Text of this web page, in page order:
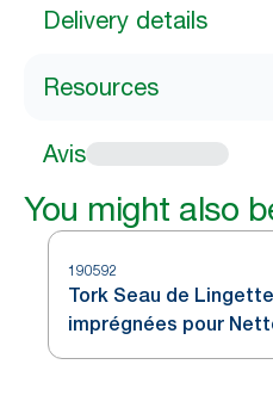
Delivery details
Resources
Avis
You might also
190592
Tork Seau de
imprégnées pour
mains blanc W14